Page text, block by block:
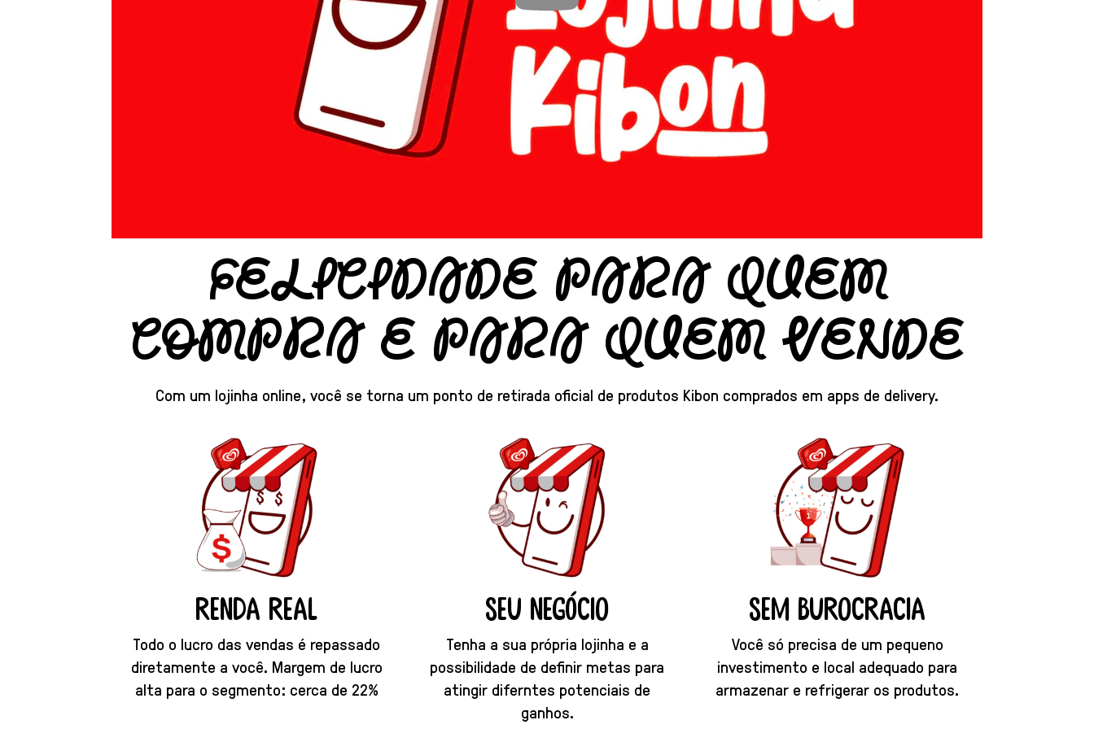
FELICIDADE PARA QUEM
COMPRA E PARA QUEM VENDE
Com um lojinha online, você se torna um ponto de retirada oficial de produtos Kibon comprados em apps de delivery.
Todo o lucro das vendas é repassado
diretamente a você. Margem de lucro
alta para o segmento: cerca de 22%
renda real
Tenha a sua própria lojinha e a
possibilidade de definir metas para
atingir diferntes potenciais de
ganhos.
seu negócio
Você só precisa de um pequeno
investimento e local adequado para
armazenar e refrigerar os produtos.
sem burocracia